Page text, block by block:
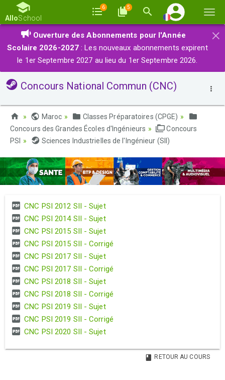
la
AlloSchool
6 5
×
Ouverture des Abonnements pour l'Année
Scolaire 2026-2027 : Les nouveaux abonnements expirent
le 1er Septembre 2027 au lieu du 1er Septembre 2026.
Concours National Commun (CNC)
Maroc
Classes Préparatoires (CPGE)
Concours des Grandes Écoles d'Ingénieurs
Concours
PSI
Sciences Industrielles de l'Ingénieur (SII)
CNC PSI 2012 SII - Sujet
CNC PSI 2014 SII - Sujet
CNC PSI 2015 SII - Sujet
CNC PSI 2015 SII - Corrigé
CNC PSI 2017 SII - Sujet
CNC PSI 2017 SII - Corrigé
CNC PSI 2018 SII - Sujet
CNC PSI 2018 SII - Corrigé
CNC PSI 2019 SII - Sujet
CNC PSI 2019 SII - Corrigé
CNC PSI 2020 SII - Sujet
RETOUR AU COURS